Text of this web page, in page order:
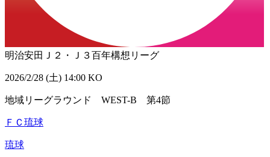
明治安田Ｊ２・Ｊ３百年構想リーグ
2026/2/28 (土) 14:00 KO
地域リーグラウンド WEST-B 第4節
ＦＣ琉球
琉球